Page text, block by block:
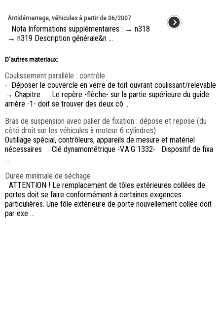
Antidémarrage, véhicules à partir de 06/2007
Nota Informations supplémentaires : → n318
→ n319 Description générale&n ...
D'autres materiaux:
Coulissement parallèle : contrôle
- Déposer le couvercle en verre de toit ouvrant coulissant/relevable
→ Chapitre. Le repère -flèche- sur la partie supérieure du guide
arrière -1- doit se trouver des deux cô ...
Bras de suspension avec palier de fixation : dépose et repose (du
côté droit sur les véhicules à moteur 6 cylindres)
Outillage spécial, contrôleurs, appareils de mesure et matériel
nécessaires Clé dynamométrique -V.A.G 1332- Dispositif de fixa
...
Durée minimale de séchage
ATTENTION ! Le remplacement de tôles extérieures collées de
portes doit se faire conformément à certaines exigences
particulières. Une tôle extérieure de porte nouvellement collée doit
par exe ...